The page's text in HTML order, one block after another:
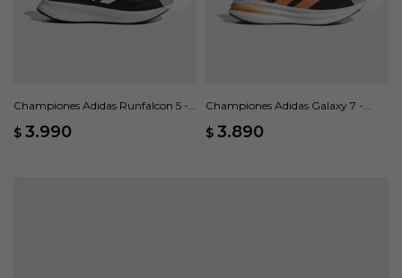
Championes Adidas Runfalcon 5 -
$ 3.990
Championes Adidas Galaxy 7 -
$ 3.890